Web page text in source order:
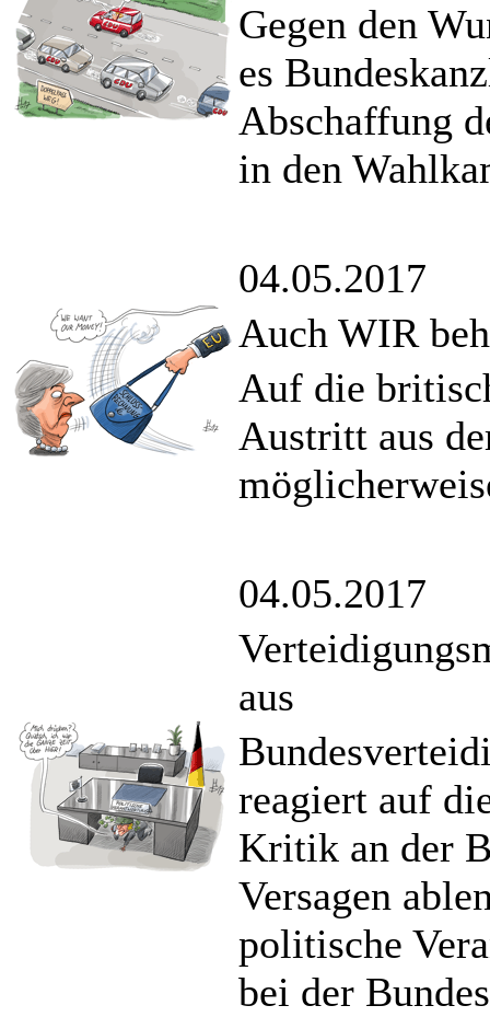
Gegen den
es
Abschaffung
in den
04.05.2017
Auch WIR
Auf die
Austritt aus
04.05.2017
aus
reagiert auf
Kritik an der
Versagen
politische
bei der